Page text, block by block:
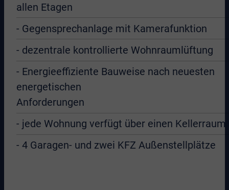
allen Etagen
- Gegensprechanlage mit Kamerafunktion
- dezentrale kontrollierte Wohnraumlüftung
- Energieeffiziente Bauweise nach neuesten
energetischen
Anforderungen
- jede Wohnung verfügt über einen Kellerraum
- 4 Garagen- und zwei KFZ Außenstellplätze